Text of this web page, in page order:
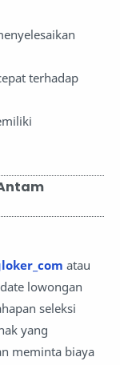
terhadap
atau
lowongan
seleksi
yang
meminta biaya